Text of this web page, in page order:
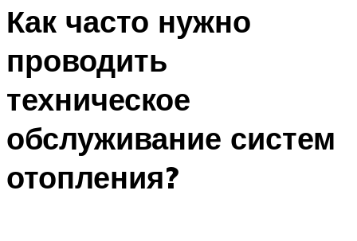
Как часто нужно
проводить
техническое
обслуживание систем
отопления?